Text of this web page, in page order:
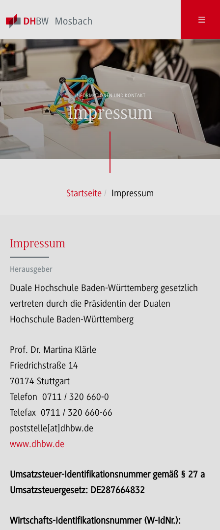
INFORMATIONEN UND KONTAKT
Impressum
Startseite Impressum
Impressum
Herausgeber
Duale Hochschule Baden-Württemberg gesetzlich
vertreten durch die Präsidentin der Dualen
Hochschule Baden-Württemberg
Prof. Dr. Martina Klärle
Friedrichstraße 14
70174 Stuttgart
Telefon 0711 / 320 660-0
Telefax 0711 / 320 660-66
poststelle[at]dhbw.de
www.dhbw.de
Umsatzsteuer-Identifikationsnummer gemäß § 27 a
Umsatzsteuergesetz: DE287664832
Wirtschafts-Identifikationsnummer (W-IdNr.):